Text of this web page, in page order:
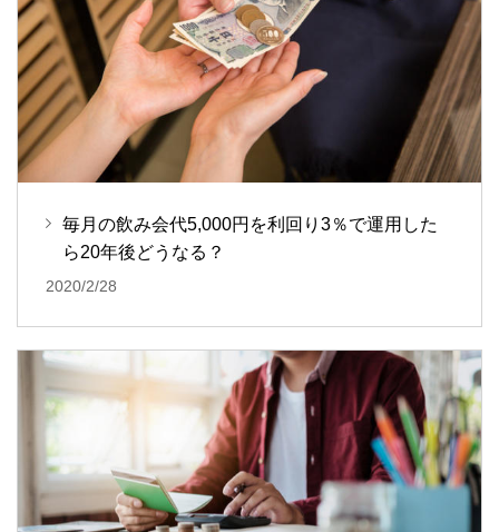
毎月の飲み会代5,000円を利回り3％で運用した
ら20年後どうなる？
2020/2/28